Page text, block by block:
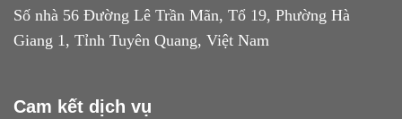
Số nhà 56 Đường Lê Trần Mãn, Tổ 19, Phường Hà
Giang 1, Tỉnh Tuyên Quang, Việt Nam
Cam kết dịch vụ